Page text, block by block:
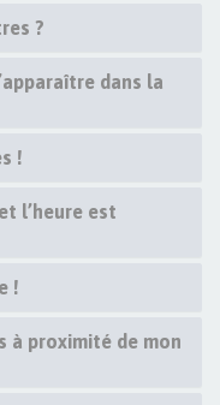
?
dans la
!
l’heure est
!
à proximité de mon